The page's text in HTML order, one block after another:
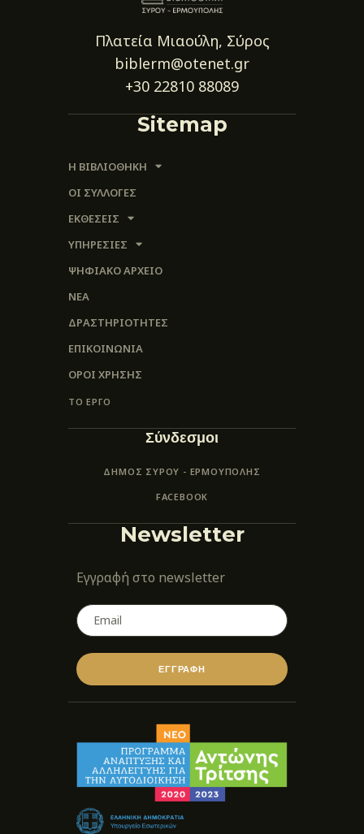
Πλατεία Μιαούλη, Σύρος
biblerm@otenet.gr
+30 22810 88089
Sitemap
Η ΒΙΒΛΙΟΘΗΚΗ
ΟΙ ΣΥΛΛΟΓΈΣ
ΕΚΘΕΣΕΙΣ
ΥΠΗΡΕΣΙΕΣ
ΨΗΦΙΑΚΌ ΑΡΧΕΊΟ
ΝΕΑ
ΔΡΑΣΤΗΡΙΟΤΗΤΕΣ
ΕΠΙΚΟΙΝΩΝΊΑ
ΌΡΟΙ ΧΡΉΣΗΣ
ΤΟ ΕΡΓΟ
Σύνδεσμοι
ΔΗΜΟΣ ΣΥΡΟΥ - ΕΡΜΟΎΠΟΛΗΣ
FACEBOOK
Newsletter
Εγγραφή στο newsletter
ΕΓΓΡΑΦΗ